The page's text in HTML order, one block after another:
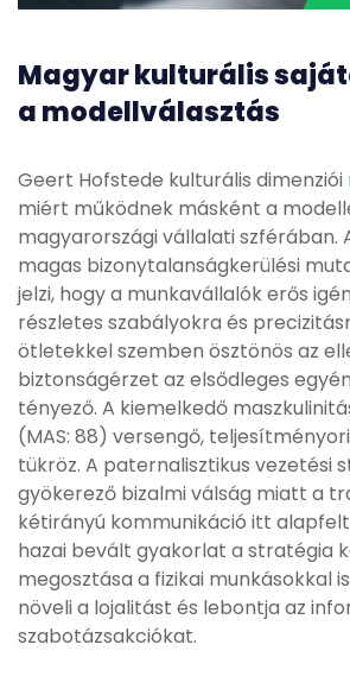
Magyar kulturális
a modellválasztás
Geert Hofstede kulturális dimenziói
miért működnek másként a
magyarországi vállalati szférában.
magas bizonytalanságkerülési
jelzi, hogy a munkavállalók erős
részletes szabályokra és
ötletekkel szemben ösztönös az
biztonságérzet az elsődleges
tényező. A kiemelkedő
(MAS: 88) versengő,
tükröz. A paternalisztikus vezetési
gyökerező bizalmi válság miatt a
kétirányú kommunikáció itt
hazai bevált gyakorlat a stratégia
megosztása a fizikai munkásokkal
növeli a lojalitást és lebontja az
szabotázsakciókat.